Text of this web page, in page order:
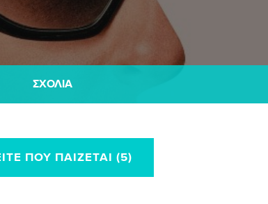
ΣΧΌΛΙΑ
ΠΟΥ ΠΑΊΖΕΤΑΙ (5)